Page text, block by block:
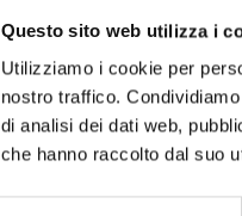
Questo sito web utilizza i
Utilizziamo i cookie per
nostro traffico.
di analisi dei dati web,
che hanno raccolto dal suo
I